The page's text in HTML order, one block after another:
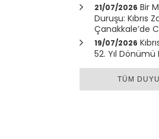
21/07/2026 Bir
Duruşu: Kıbrıs
Çanakkale’de
19/07/2026
52. Yıl
TÜM